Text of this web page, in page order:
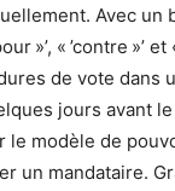
Avec
« ’contre »’ et
de vote dans
jours avant
modèle de
un mandataire.